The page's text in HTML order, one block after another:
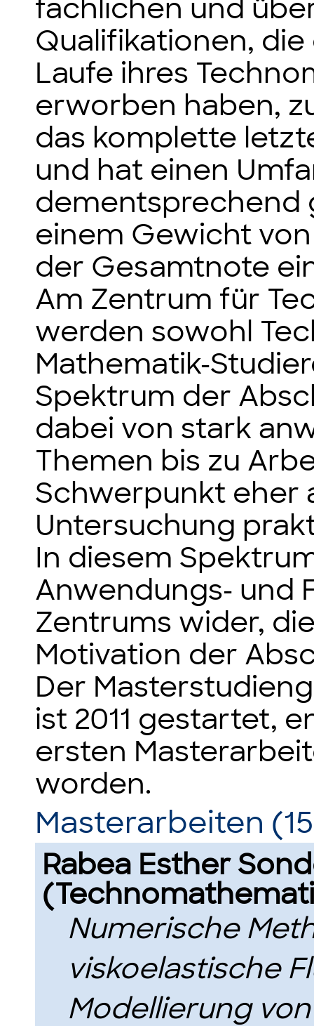
fachlichen und
Qualifikationen,
Laufe ihres
erworben haben,
das komplette
und hat einen
dementsprechend
einem Gewicht
der Gesamtnote
Am Zentrum für
werden sowohl
Mathematik-
Spektrum der
dabei von stark
Themen bis zu
Schwerpunkt eher
Untersuchung
In diesem
Anwendungs- und
Zentrums wider,
Motivation der
Der
ist 2011 gestartet,
ersten
worden.
Masterarbeiten
Rabea Esther
Numerische
viskoelastische
Modellierung von